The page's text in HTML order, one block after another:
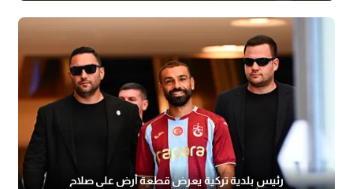
رئيس بلدية تركية يعرض قطعة أرض على صلاح